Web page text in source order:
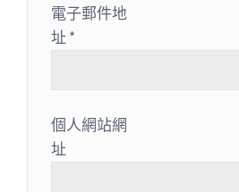
電子郵件地
址 *
個人網站網
址